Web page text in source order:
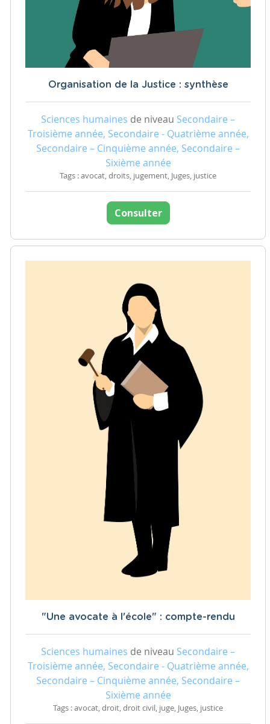
Organisation de la Justice : synthèse
Sciences humaines de niveau Secondaire –
Troisième année, Secondaire - Quatrième année,
Secondaire – Cinquième année, Secondaire –
Sixième année
Tags : avocat, droits, jugement, Juges, justice
Consulter
"Une avocate à l'école" : compte-rendu
Sciences humaines de niveau Secondaire –
Troisième année, Secondaire - Quatrième année,
Secondaire – Cinquième année, Secondaire –
Sixième année
Tags : avocat, droit, droit civil, juge, Juges, justice